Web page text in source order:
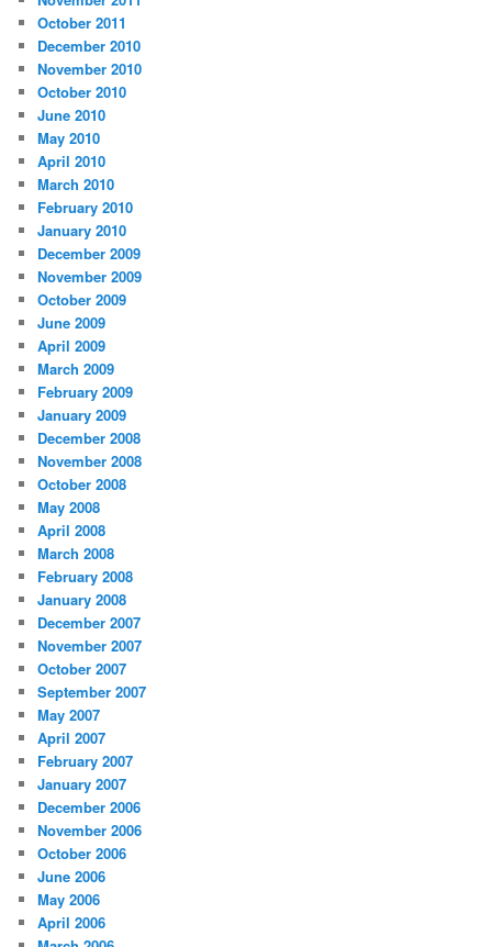
October 2011
December 2010
November 2010
October 2010
June 2010
May 2010
April 2010
March 2010
February 2010
January 2010
December 2009
November 2009
October 2009
June 2009
April 2009
March 2009
February 2009
January 2009
December 2008
November 2008
October 2008
May 2008
April 2008
March 2008
February 2008
January 2008
December 2007
November 2007
October 2007
September 2007
May 2007
April 2007
February 2007
January 2007
December 2006
November 2006
October 2006
June 2006
May 2006
April 2006